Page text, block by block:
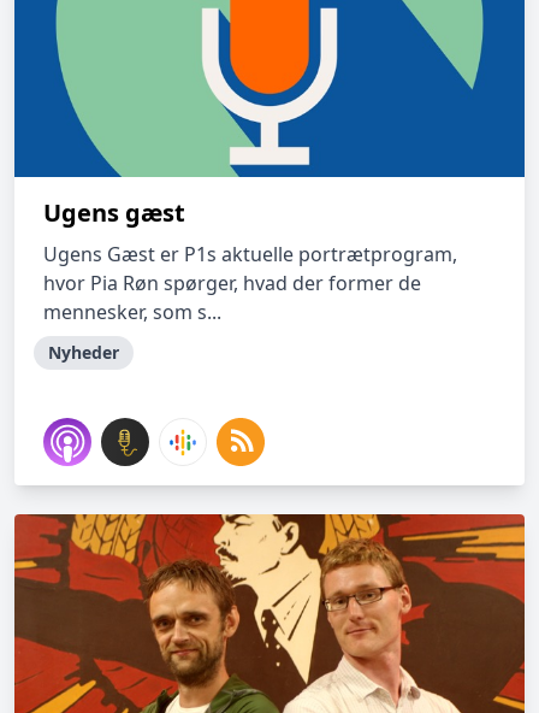
Ugens gæst
Ugens Gæst er P1s aktuelle portrætprogram,
hvor Pia Røn spørger, hvad der former de
mennesker, som s...
Nyheder